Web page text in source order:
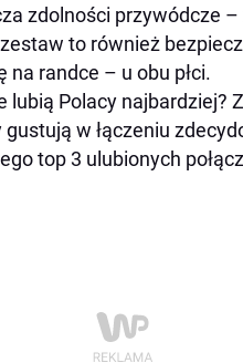
zdolności przywódcze
to również
na randce – u obu płci.
lubią Polacy najbardziej?
w łączeniu
top 3 ulubionych